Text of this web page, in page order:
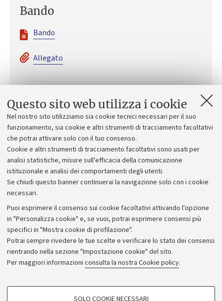
Questo sito web utilizza i cookie
Nel nostro sito utilizziamo sia cookie tecnici necessari per il suo
funzionamento, sia cookie e altri strumenti di tracciamento facoltativi
che potrai attivare solo con il tuo consenso.
Cookie e altri strumenti di tracciamento facoltativi sono usati per
analisi statistiche, misure sull'efficacia della comunicazione
istituzionale e analisi dei comportamenti degli utenti.
Se chiudi questo banner continuerai la navigazione solo con i cookie
necessari.
Puoi esprimere il consenso sui cookie facoltativi attivando l'opzione
in "Personalizza cookie" e, se vuoi, potrai esprimere consensi più
specifici in "Mostra cookie di profilazione".
Potrai sempre rivedere le tue scelte e verificare lo stato dei consensi
rientrando nella sezione "Impostazione cookie" del sito.
Per maggiori informazioni consulta la nostra Cookie policy.
SOLO COOKIE NECESSARI
Bando
Bando
Allegato
Call for applications
Call for applications
Attachment
Privacy
Note legali
NormAteneo